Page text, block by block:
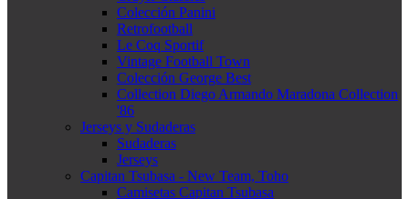
Colección Panini
Retrofootball
Le Coq Sportif
Vintage Football Town
Colección George Best
Collection Diego Armando Maradona Collection
'86
Jerseys y Sudaderas
Sudaderas
Jerseys
Capitan Tsubasa - New Team, Toho
Camisetas Capitan Tsubasa